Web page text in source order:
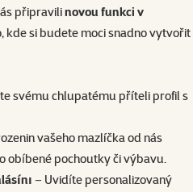
připravilinovou funkci v
kde si budete moci snadno vytvořit
svému chlupatému příteli profil s
vašeho mazlíčka od nás
obı́bené pochoutky či výbavu.
– Uvidı́te personalizovaný